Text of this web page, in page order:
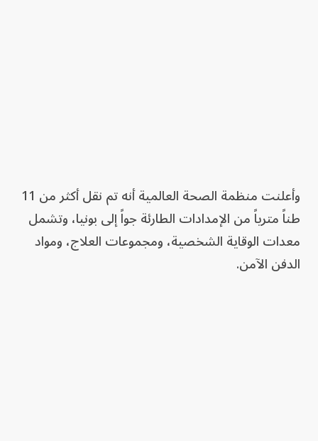
وأعلنت منظمة الصحة العالمية أنه تم نقل أكثر من 11
طناً مترياً من الإمدادات الطارئة جواً إلى بونيا، وتشمل
معدات الوقاية الشخصية، ومجموعات العلاج، ومواد
الدفن الآمن.